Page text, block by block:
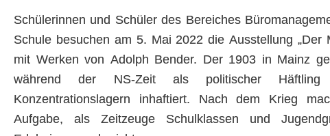
Schülerinnen und Schüler des Bereiches
Schule besuchen am 5. Mai 2022 die Ausstellung „Der
mit Werken von Adolph Bender. Der 1903 in Mainz
während der NS-Zeit als politischer Häftling
Konzentrationslagern inhaftiert. Nach dem Krieg
Aufgabe, als Zeitzeuge Schulklassen und